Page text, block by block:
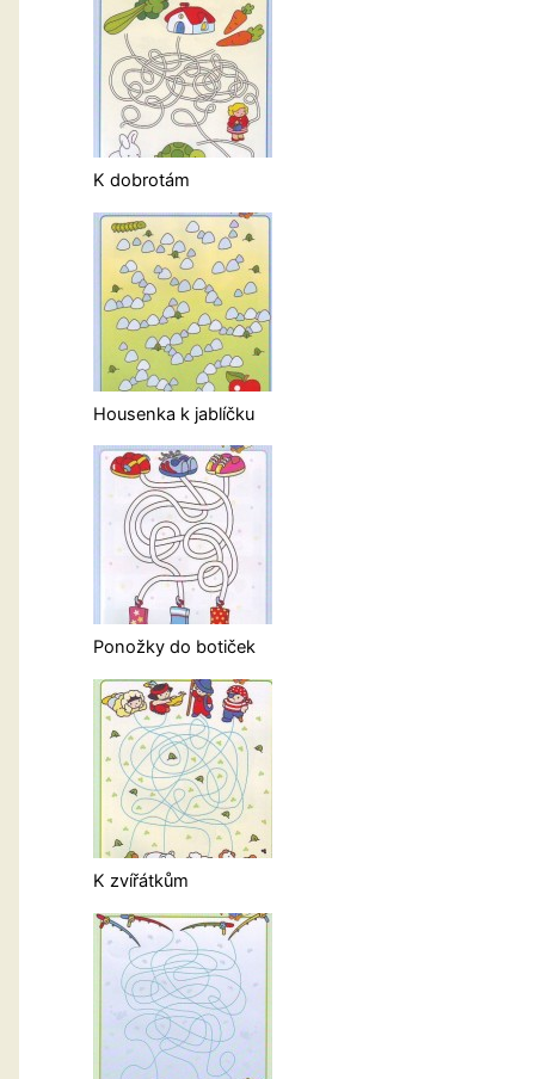
K dobrotám
Housenka k jablíčku
Ponožky do botiček
K zvířátkům